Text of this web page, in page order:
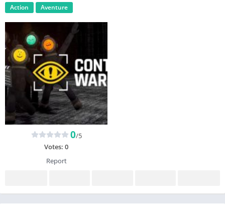
Action Aventure
0/5
Votes: 0
Report